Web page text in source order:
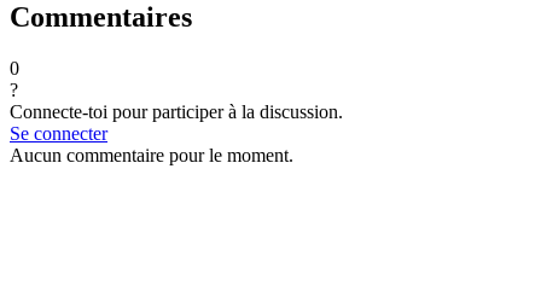
Commentaires
0
?
Connecte-toi pour participer à la discussion.
Se connecter
Aucun commentaire pour le moment.